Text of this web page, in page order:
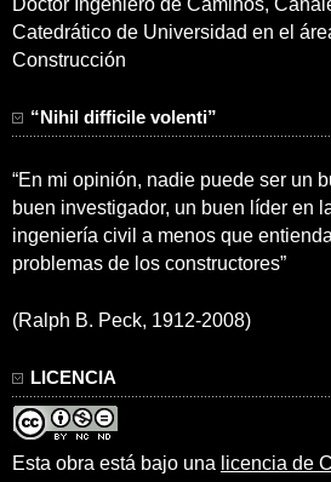
Catedrático de Universidad en el
Construcción
“Nihil difficile volenti”
“En mi opinión, nadie puede ser un
buen investigador, un buen líder en
ingeniería civil a menos que
problemas de los constructores”
(Ralph B. Peck, 1912-2008)
LICENCIA
Esta obra está bajo una licencia de